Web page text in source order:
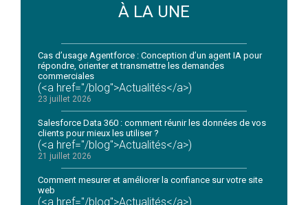
À LA UNE
Cas d’usage Agentforce : Conception d’un agent IA pour
répondre, orienter et transmettre les demandes
commerciales
(<a href="/blog">Actualités</a>)
23 juillet 2026
Salesforce Data 360 : comment réunir les données de vos
clients pour mieux les utiliser ?
(<a href="/blog">Actualités</a>)
21 juillet 2026
Comment mesurer et améliorer la confiance sur votre site
web
(<a href="/blog">Actualités</a>)